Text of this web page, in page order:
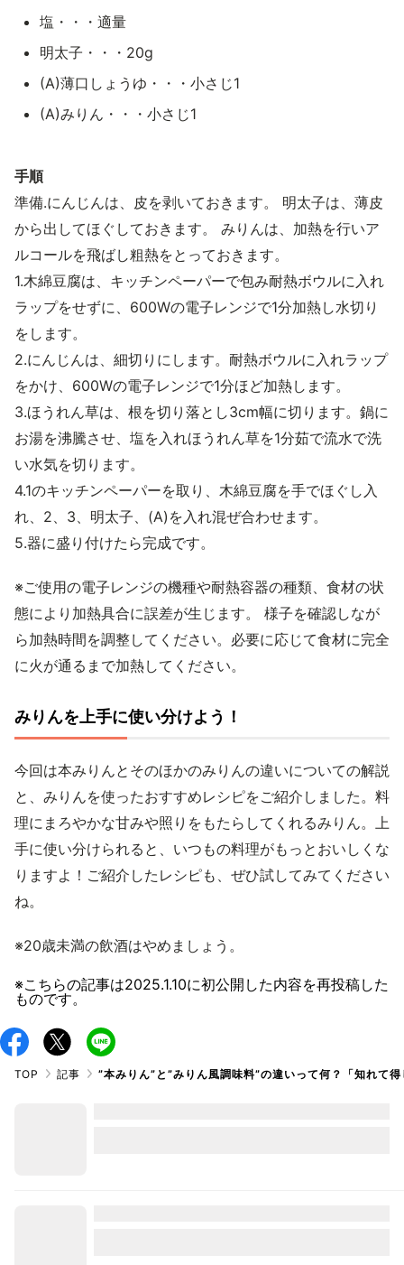
塩・・・適量
明太子・・・20g
(A)薄口しょうゆ・・・小さじ1
(A)みりん・・・小さじ1
手順
準備.にんじんは、皮を剥いておきます。 明太子は、薄皮
から出してほぐしておきます。 みりんは、加熱を行いア
ルコールを飛ばし粗熱をとっておきます。
1.木綿豆腐は、キッチンペーパーで包み耐熱ボウルに入れ
ラップをせずに、600Wの電子レンジで1分加熱し水切り
をします。
2.にんじんは、細切りにします。耐熱ボウルに入れラップ
をかけ、600Wの電子レンジで1分ほど加熱します。
3.ほうれん草は、根を切り落とし3cm幅に切ります。鍋に
お湯を沸騰させ、塩を入れほうれん草を1分茹で流水で洗
い水気を切ります。
4.1のキッチンペーパーを取り、木綿豆腐を手でほぐし入
れ、2、3、明太子、(A)を入れ混ぜ合わせます。
5.器に盛り付けたら完成です。
※ご使用の電子レンジの機種や耐熱容器の種類、食材の状
態により加熱具合に誤差が生じます。 様子を確認しなが
ら加熱時間を調整してください。必要に応じて食材に完全
に火が通るまで加熱してください。
みりんを上手に使い分けよう！
今回は本みりんとそのほかのみりんの違いについての解説
と、みりんを使ったおすすめレシピをご紹介しました。料
理にまろやかな甘みや照りをもたらしてくれるみりん。上
手に使い分けられると、いつもの料理がもっとおいしくな
りますよ！ご紹介したレシピも、ぜひ試してみてください
ね。
※20歳未満の飲酒はやめましょう。
※こちらの記事は2025.1.10に初公開した内容を再投稿した
ものです。
TOP 記事 ”本みりん”と”みりん風調味料”の違いって何？「知れて